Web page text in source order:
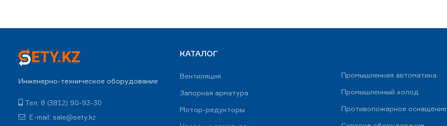
Инженерно-техническое оборудование
Тел: 8 (3812) 90-93-30
E-mail: sale@sety.kz
КАТАЛОГ
Вентиляция
Запорная арматура
Мотор-редукторы
Промышленная автоматика
Промышленный холод
Противопожарное оснащение